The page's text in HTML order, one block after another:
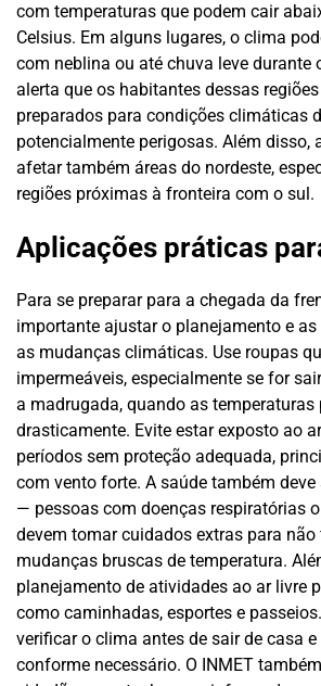
com temperaturas que podem cair
Celsius. Em alguns lugares, o clima
com neblina ou até chuva leve durante
alerta que os habitantes dessas
preparados para condições climáticas
potencialmente perigosas. Além disso,
afetar também áreas do nordeste,
regiões próximas à fronteira com o sul.
Aplicações práticas
Para se preparar para a chegada da
importante ajustar o planejamento e
as mudanças climáticas. Use roupas
impermeáveis, especialmente se for
a madrugada, quando as temperaturas
drasticamente. Evite estar exposto ao
períodos sem proteção adequada,
com vento forte. A saúde também
— pessoas com doenças respiratórias
devem tomar cuidados extras para
mudanças bruscas de temperatura.
planejamento de atividades ao ar livre
como caminhadas, esportes e
verificar o clima antes de sair de casa
conforme necessário. O INMET